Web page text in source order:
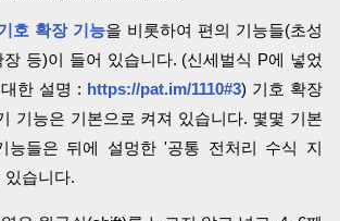
호 확장 기능을 비롯하여 편의 기능들(초성
등)이 들어 있습니다. (신세벌식 P에 넣었
한 설명 : https://pat.im/1110#3) 기호 확장
기능은 기본으로 켜져 있습니다. 몇몇 기본
능들은 뒤에 설멍한 '공통 전처리 수식 지
있습니다.